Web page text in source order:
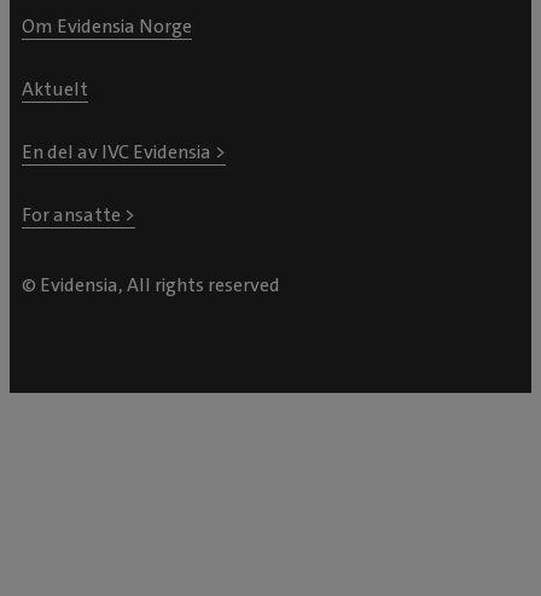
Om Evidensia Norge
Aktuelt
En del av IVC Evidensia >
For ansatte >
© Evidensia, All rights reserved